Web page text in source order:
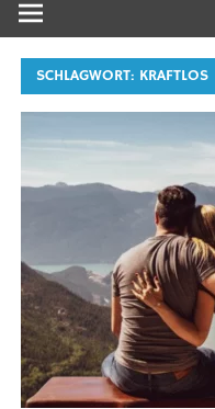
SCHLAGWORT: KRAFTLOS